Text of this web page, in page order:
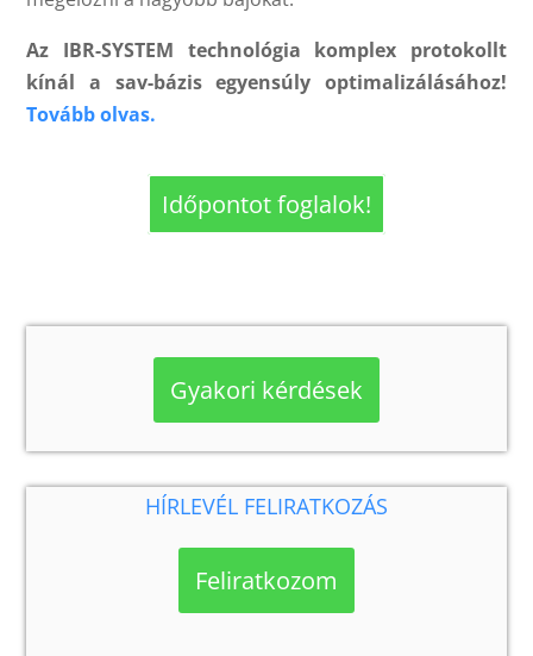
Az IBR-SYSTEM technológia komplex protokollt
kínál a sav-bázis egyensúly optimalizálásához!
Tovább olvas.
Időpontot foglalok!
Gyakori kérdések
HÍRLEVÉL FELIRATKOZÁS
Feliratkozom